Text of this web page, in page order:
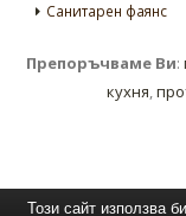
Санитарен фаянс
Препоръчваме Ви:
кухня,
Този сайт използва